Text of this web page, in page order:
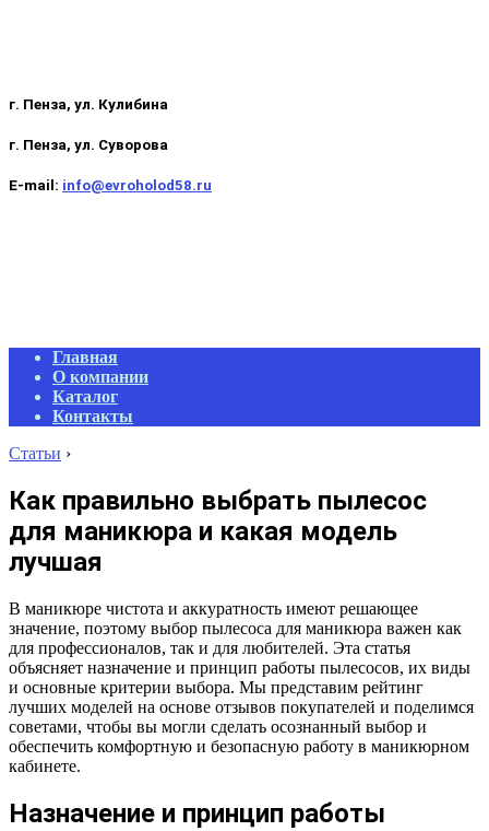
г. Пенза, ул. Кулибина
г. Пенза, ул. Суворова
E-mail: info@evroholod58.ru
Primary
Navigation
Menu
Главная
О компании
Каталог
Контакты
Статьи ›
Как правильно выбрать пылесос
для маникюра и какая модель
лучшая
В маникюре чистота и аккуратность имеют решающее
значение, поэтому выбор пылесоса для маникюра важен как
для профессионалов, так и для любителей. Эта статья
объясняет назначение и принцип работы пылесосов, их виды
и основные критерии выбора. Мы представим рейтинг
лучших моделей на основе отзывов покупателей и поделимся
советами, чтобы вы могли сделать осознанный выбор и
обеспечить комфортную и безопасную работу в маникюрном
кабинете.
Назначение и принцип работы